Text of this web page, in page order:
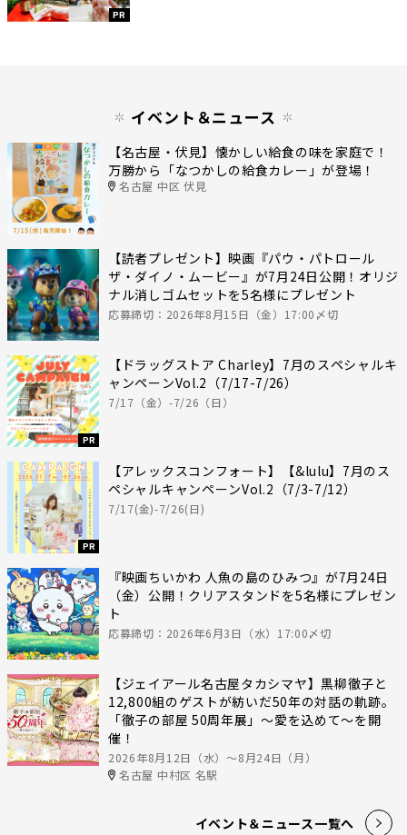
PR
イベント＆ニュース
【名古屋・伏見】懐かしい給食の味を家庭で！
万勝から「なつかしの給食カレー」が登場！
名古屋 中区 伏見
【読者プレゼント】映画『パウ・パトロール
ザ・ダイノ・ムービー』が7月24日公開！オリジ
ナル消しゴムセットを5名様にプレゼント
応募締切：2026年8月15日（金）17:00〆切
PR
【ドラッグストア Charley】7月のスペシャルキ
ャンペーンVol.2（7/17-7/26）
7/17（金）-7/26（日）
PR
【アレックスコンフォート】【&lulu】7月のス
ペシャルキャンペーンVol.2（7/3-7/12）
7/17(金)-7/26(日)
『映画ちいかわ 人魚の島のひみつ』が7月24日
（金）公開！クリアスタンドを5名様にプレゼン
ト
応募締切：2026年6月3日（水）17:00〆切
【ジェイアール名古屋タカシマヤ】黒柳徹子と
12,800組のゲストが紡いだ50年の対話の軌跡。
「徹子の部屋 50周年展」～愛を込めて～を開
催！
2026年8月12日（水）〜8月24日（月）
名古屋 中村区 名駅
イベント＆ニュース一覧へ